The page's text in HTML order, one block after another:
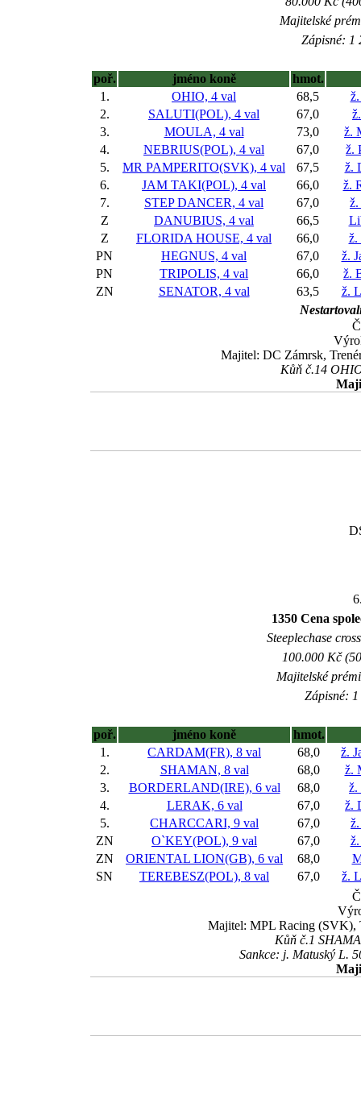
Majitelské
Zápisné: 1
poř. jméno koně
hmot.
1.
OHIO, 4 val 68,5
2.
SALUTI(POL), 4 val 67,0
3.
MOULA, 4 val 73,0
ž.
4.
NEBRIUS(POL), 4 val 67,0
ž.
5.
MR PAMPERITO(SVK), 4 val 67,5
ž.
6.
JAM TAKI(POL), 4 val 66,0
ž.
7.
STEP DANCER, 4 val 67,0
ž.
Z
DANUBIUS, 4 val 66,5
Z
FLORIDA HOUSE, 4 val 66,0
ž.
PN
HEGNUS, 4 val 67,0
ž.
PN
TRIPOLIS, 4 val 66,0
ž.
ZN
SENATOR, 4 val 63,5
ž.
Majitel: DC Zámrsk,
Kůň č.14
1350 Cena
Steeplechase
100.000 Kč
Majitelské
Zápisné:
poř. jméno koně
hmot.
1.
CARDAM(FR), 8 val 68,0
ž.
2.
SHAMAN, 8 val 68,0
ž.
3.
BORDERLAND(IRE), 6 val 68,0
ž.
4.
LERAK, 6 val 67,0
ž.
5.
CHARCCARI, 9 val 67,0
ZN
O`KEY(POL), 9 val 67,0
ZN
ORIENTAL LION(GB), 6 val 68,0
SN
TEREBESZ(POL), 8 val 67,0
ž.
Majitel: MPL Racing (SVK),
Kůň č.1
Sankce: j. Matuský L.